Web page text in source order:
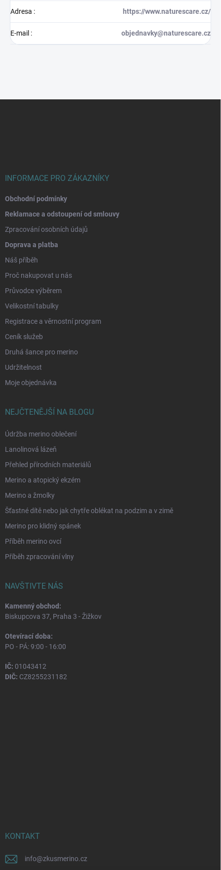
Adresa : https://www.naturescare.cz/
E-mail : objednavky@naturescare.cz
INFORMACE PRO ZÁKAZNÍKY
Obchodní podmínky
Reklamace a odstoupení od smlouvy
Zpracování osobních údajů
Doprava a platba
Náš příběh
Proč nakupovat u nás
Průvodce výběrem
Velikostní tabulky
Registrace a věrnostní program
Ceník služeb
Druhá šance pro merino
Udržitelnost
Moje objednávka
NEJČTENĚJŠÍ NA BLOGU
Údržba merino oblečení
Lanolinová lázeň
Přehled přírodních materiálů
Merino a atopický ekzém
Merino a žmolky
Šťastné dítě nebo jak chytře oblékat na podzim a v zimě
Merino pro klidný spánek
Příběh merino ovcí
Příběh zpracování vlny
NAVŠTIVTE NÁS
Kamenný obchod:
Biskupcova 37, Praha 3 - Žižkov
Otevírací doba:
PO - PÁ: 9:00 - 16:00
IČ: 01043412
DIČ: CZ8255231182
KONTAKT
info@zkusmerino.cz